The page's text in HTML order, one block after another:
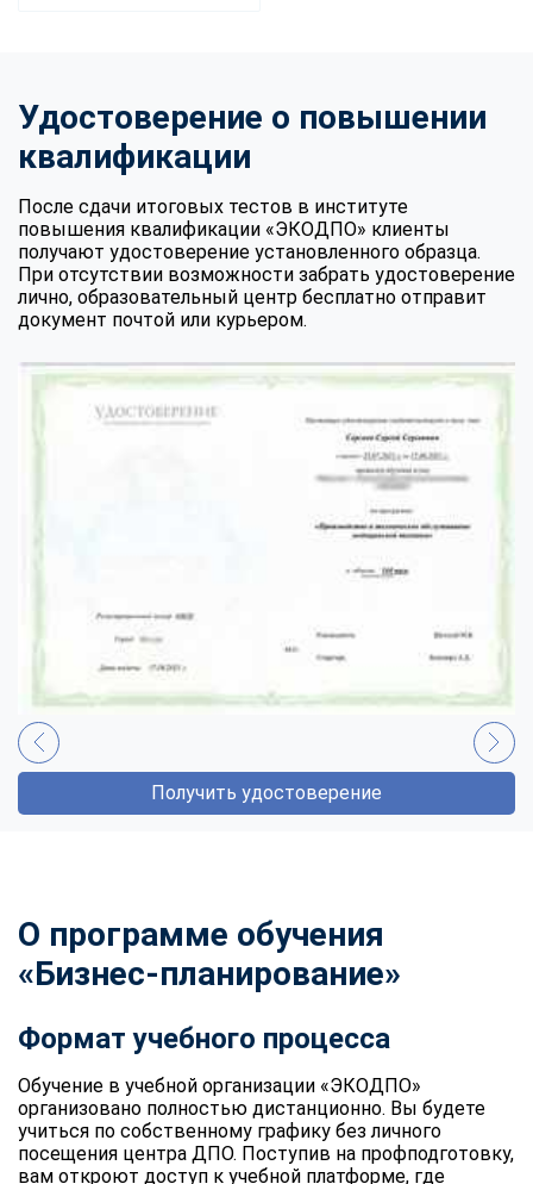
Удостоверение о повышении
квалификации
После сдачи итоговых тестов в институте
повышения квалификации «ЭКОДПО» клиенты
получают удостоверение установленного образца.
При отсутствии возможности забрать удостоверение
лично, образовательный центр бесплатно отправит
документ почтой или курьером.
Получить удостоверение
О программе обучения
«Бизнес-планирование»
Формат учебного процесса
Обучение в учебной организации «ЭКОДПО»
организовано полностью дистанционно. Вы будете
учиться по собственному графику без личного
посещения центра ДПО. Поступив на профподготовку,
вам откроют доступ к учебной платформе, где